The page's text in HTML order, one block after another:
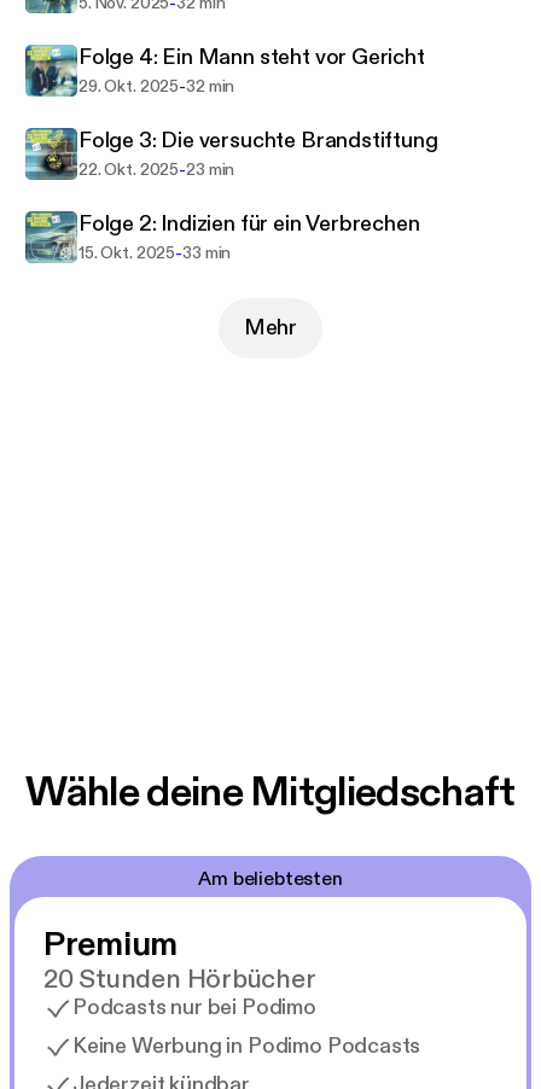
In diesem Podcast tauchen wir ein in ein
emotionales, aber auch verstörendes Netz aus
Geschichte voller Irrungen und Wendungen – eine
Suche nach einem lieben Menschen und nach
Antworten. Wo ist Annette?
+++Alle Folgen unseres Crime-Podcasts „Der
könnt Ihr jederzeit hier abrufen+++
Folge 4: Ein Mann steht vor Gericht
29. Okt. 2025-32 min
Folge 3: Die versuchte Brandstiftung
22. Okt. 2025-23 min
Folge 2: Indizien für ein Verbrechen
15. Okt. 2025-33 min
Mehr
Wähle deine Mitgliedschaft
Am beliebtesten
Premium
20 Stunden Hörbücher
Podcasts nur bei Podimo
Keine Werbung in Podimo Podcasts